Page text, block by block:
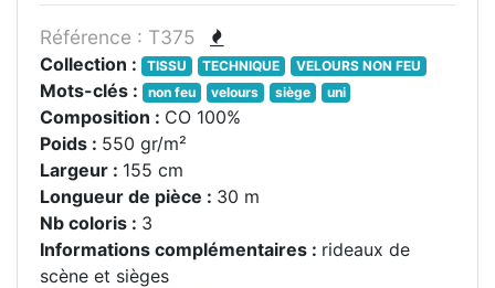
Référence : T375
Collection : TISSU TECHNIQUE VELOURS NON FEU
Mots-clés : non feu velours siège uni
Composition : CO 100%
Poids : 550 gr/m²
Largeur : 155 cm
Longueur de pièce : 30 m
Nb coloris : 3
Informations complémentaires : rideaux de
scène et sièges